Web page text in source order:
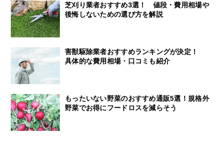
芝刈り業者おすすめ3選！ 値段・費用相場や
後悔しないための選び方を解説
害獣駆除業者おすすめランキングが決定！
具体的な費用相場・口コミも紹介
もったいない野菜のおすすめ通販5選！規格外
野菜でお得にフードロスを減らそう